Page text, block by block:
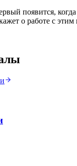
появится, когда
о работе с этим